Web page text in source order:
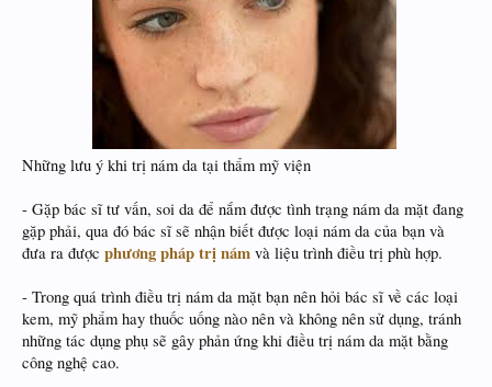
​
Những lưu ý khi trị nám da tại thẩm mỹ viện
- Gặp bác sĩ tư vấn, soi da để nắm được tình trạng nám da mặt đang
gặp phải, qua đó bác sĩ sẽ nhận biết được loại nám da của bạn và
đưa ra được phương pháp trị nám và liệu trình điều trị phù hợp.
- Trong quá trình điều trị nám da mặt bạn nên hỏi bác sĩ về các loại
kem, mỹ phẩm hay thuốc uống nào nên và không nên sử dụng, tránh
những tác dụng phụ sẽ gây phản ứng khi điều trị nám da mặt bằng
công nghệ cao.